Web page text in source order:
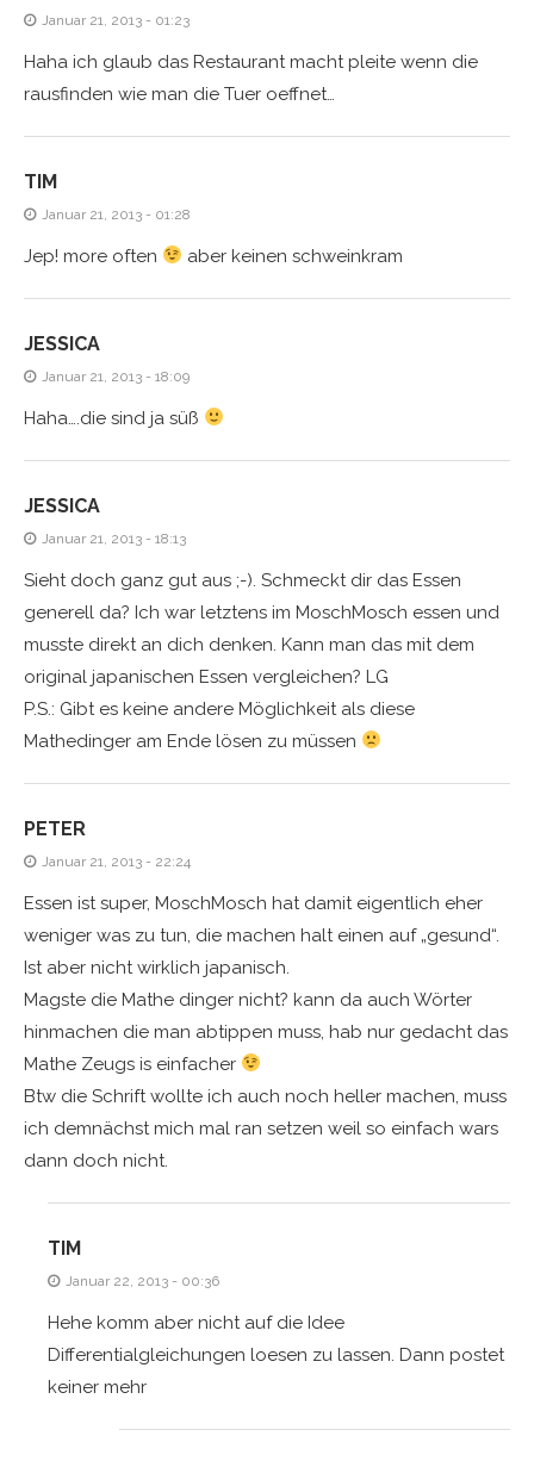
Januar 21, 2013 - 01:23
Haha ich glaub das Restaurant macht pleite wenn die
rausfinden wie man die Tuer oeffnet…
TIM
Januar 21, 2013 - 01:28
Jep! more often aber keinen schweinkram
JESSICA
Januar 21, 2013 - 18:09
Haha….die sind ja süß
JESSICA
Januar 21, 2013 - 18:13
Sieht doch ganz gut aus ;-). Schmeckt dir das Essen
generell da? Ich war letztens im MoschMosch essen und
musste direkt an dich denken. Kann man das mit dem
original japanischen Essen vergleichen? LG
P.S.: Gibt es keine andere Möglichkeit als diese
Mathedinger am Ende lösen zu müssen
PETER
Januar 21, 2013 - 22:24
Essen ist super, MoschMosch hat damit eigentlich eher
weniger was zu tun, die machen halt einen auf „gesund“.
Ist aber nicht wirklich japanisch.
Magste die Mathe dinger nicht? kann da auch Wörter
hinmachen die man abtippen muss, hab nur gedacht das
Mathe Zeugs is einfacher
Btw die Schrift wollte ich auch noch heller machen, muss
ich demnächst mich mal ran setzen weil so einfach wars
dann doch nicht.
TIM
Januar 22, 2013 - 00:36
Hehe komm aber nicht auf die Idee
Differentialgleichungen loesen zu lassen. Dann postet
keiner mehr